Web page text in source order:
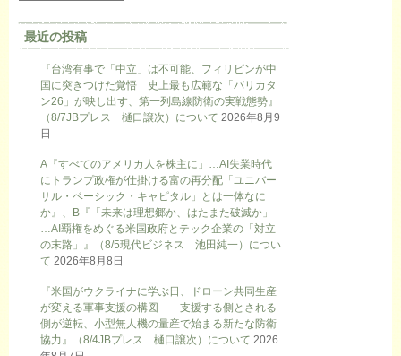
最近の投稿
『台湾有事で「中立」は不可能、フィリピンが中
国に突きつけた覚悟 史上最も広範な「バリカタ
ン26」が映し出す、第一列島線防衛の実戦態勢』
（8/7JBプレス 樋口譲次）について 2026年8月9
日
A『すべてのアメリカ人を株主に」…AI失業時代
にトランプ政権が仕掛ける富の再分配「ユニバー
サル・ベーシック・キャピタル」とは一体なに
か』、B『「未来は理想郷か、はたまた破滅か」
…AI覇権をめぐる米国政府とテック企業の「対立
の末路」』（8/5現代ビジネス 池田純一）につい
て 2026年8月8日
『米国がウクライナに学ぶ日、ドローン共同生産
が変える軍事支援の構図 支援する側とされる
側が逆転、小型無人機の量産で始まる新たな防衛
協力』（8/4JBプレス 樋口譲次）について 2026